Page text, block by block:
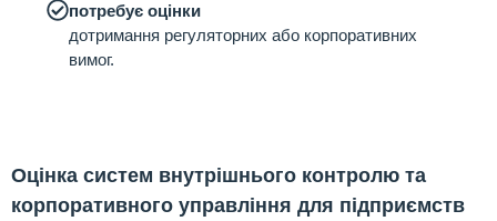
потребує оцінки
дотримання регуляторних або корпоративних
вимог.
Оцінка систем внутрішнього контролю та
корпоративного управління для підприємств